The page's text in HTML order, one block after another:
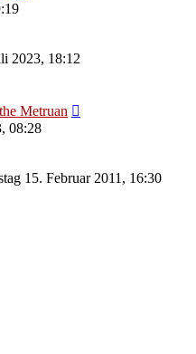
2023, 18:12
Metruan
08:28
15. Februar 2011, 16:30